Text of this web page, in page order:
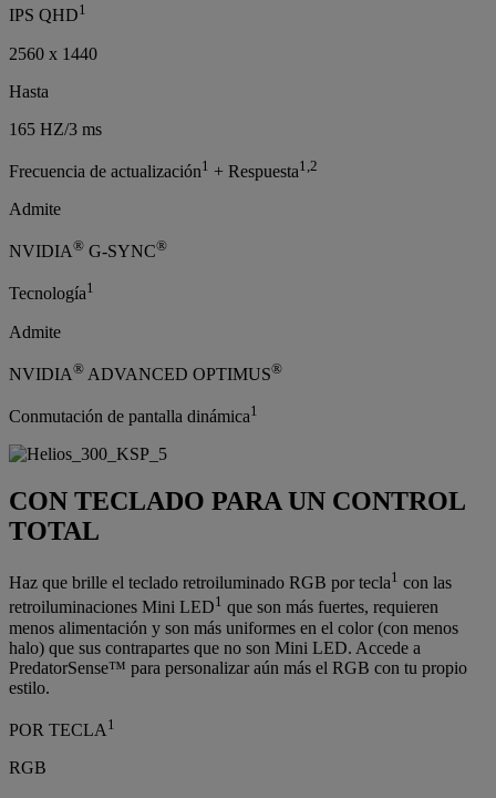
IPS QHD1
2560 x 1440
Hasta
165 HZ/3 ms
Frecuencia de actualización1 + Respuesta1,2
Admite
NVIDIA® G-SYNC®
Tecnología1
Admite
NVIDIA® ADVANCED OPTIMUS®
Conmutación de pantalla dinámica1
CON TECLADO PARA UN CONTROL
TOTAL
Haz que brille el teclado retroiluminado RGB por tecla1 con las
retroiluminaciones Mini LED1 que son más fuertes, requieren
menos alimentación y son más uniformes en el color (con menos
halo) que sus contrapartes que no son Mini LED. Accede a
PredatorSense™ para personalizar aún más el RGB con tu propio
estilo.
POR TECLA 1
RGB